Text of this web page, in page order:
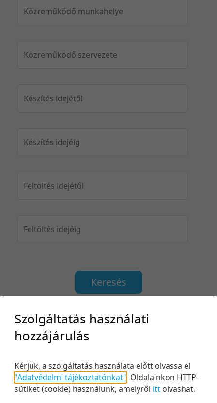
Közreműködő munkahelye
Közreműködő szervezete
Készítés idejétől
Készítés idejéig
Feltöltés idejétől
Feltöltés idejéig
Keresés
Kezdés/felvétel dátuma szerint
Kezdés/felvétel dátuma szerint
10 tétel/oldal
20 tétel/oldal
Szolgáltatás használati
hozzájárulás
Kérjük, a szolgáltatás használata előtt olvassa el
"Adatvédelmi tájékoztatónkat" Oldalainkon HTTP-
sütiket (cookie) használunk, amelyről itt olvashat.